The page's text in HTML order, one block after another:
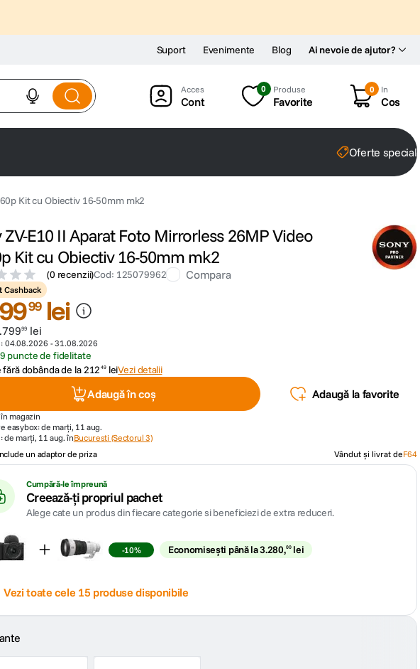
Ai nevoie de ajutor?
Suport Evenimente Blog
Cont
0 Produse
Favorite
0 In
Cos
Oferte
Kit cu Obiectiv 16-50mm mk2
ZV-E10 II Aparat Foto Mirrorless 26MP Video
Kit cu Obiectiv 16-50mm mk2
(0 recenzii)Cod: 125079962 Compara
Cashback
99 lei
.79999 lei
04.08.2026 -31.08.2026
puncte de fidelitate
fără dobânda de la212 49 leiVezi detalii
Adaugă în coș Adaugă la favorite
magazin
easybox: de marți, 11 aug.
de marți, 11 aug. înBucuresti (Sectorul 3)
un adaptor de priza
Vândut și livrat deF64
Cumpără-le împreună
Creează-ți propriul pachet
Alege cate un produs din fiecare categorie si beneficiezi de extra reduceri.
-10% Economisești până la3.280,00 lei
Vezi toate cele 15 produse disponibile